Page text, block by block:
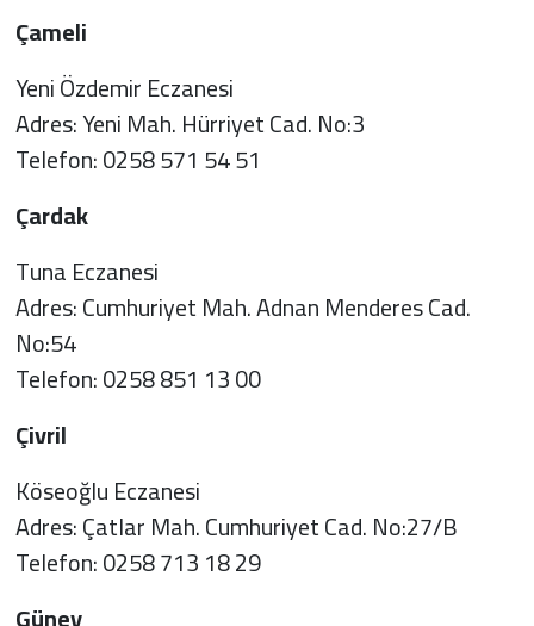
Çameli
Yeni Özdemir Eczanesi
Adres: Yeni Mah. Hürriyet Cad. No:3
Telefon: 0258 571 54 51
Çardak
Tuna Eczanesi
Adres: Cumhuriyet Mah. Adnan Menderes Cad.
No:54
Telefon: 0258 851 13 00
Çivril
Köseoğlu Eczanesi
Adres: Çatlar Mah. Cumhuriyet Cad. No:27/B
Telefon: 0258 713 18 29